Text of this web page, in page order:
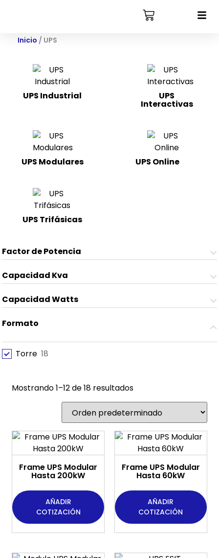
Inicio / UPS
UPS Industrial UPS
Interactivas
UPS Modulares UPS Online
UPS Trifásicas
Factor de Potencia
Capacidad Kva
Capacidad Watts
Formato
Torre 18
Mostrando 1–12 de 18 resultados
Frame UPS Modular
Hasta 200kW
AÑADIR
COTIZACIÓN
Frame UPS Modular
Hasta 60kW
AÑADIR
COTIZACIÓN